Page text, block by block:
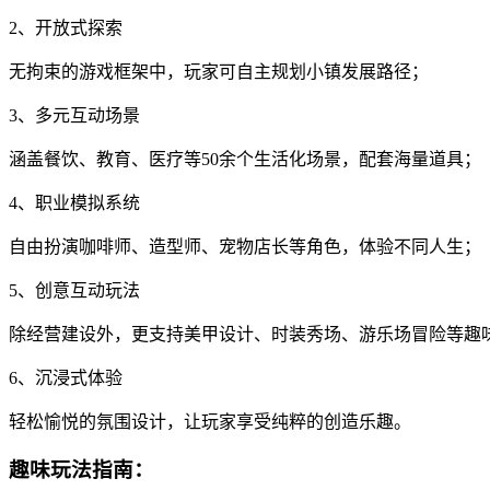
2、开放式探索
无拘束的游戏框架中，玩家可自主规划小镇发展路径；
3、多元互动场景
涵盖餐饮、教育、医疗等50余个生活化场景，配套海量道具；
4、职业模拟系统
自由扮演咖啡师、造型师、宠物店长等角色，体验不同人生；
5、创意互动玩法
除经营建设外，更支持美甲设计、时装秀场、游乐场冒险等趣
6、沉浸式体验
轻松愉悦的氛围设计，让玩家享受纯粹的创造乐趣。
趣味玩法指南：